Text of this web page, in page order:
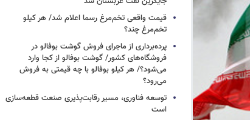
قیمت واقعی تخم‌مرغ رسما اعلام شد/ هر کیلو
تخم‌مرغ چند؟
پرده‌برداری از ماجرای فروش گوشت بوفالو در
فروشگاه‌های کشور/ گوشت بوفالو از کجا وارد
می‌شود؟/ هر کیلو بوفالو با چه قیمتی به فروش
می‌رود؟
توسعه فناوری، مسیر رقابت‌پذیری صنعت قطعه‌سازی
است